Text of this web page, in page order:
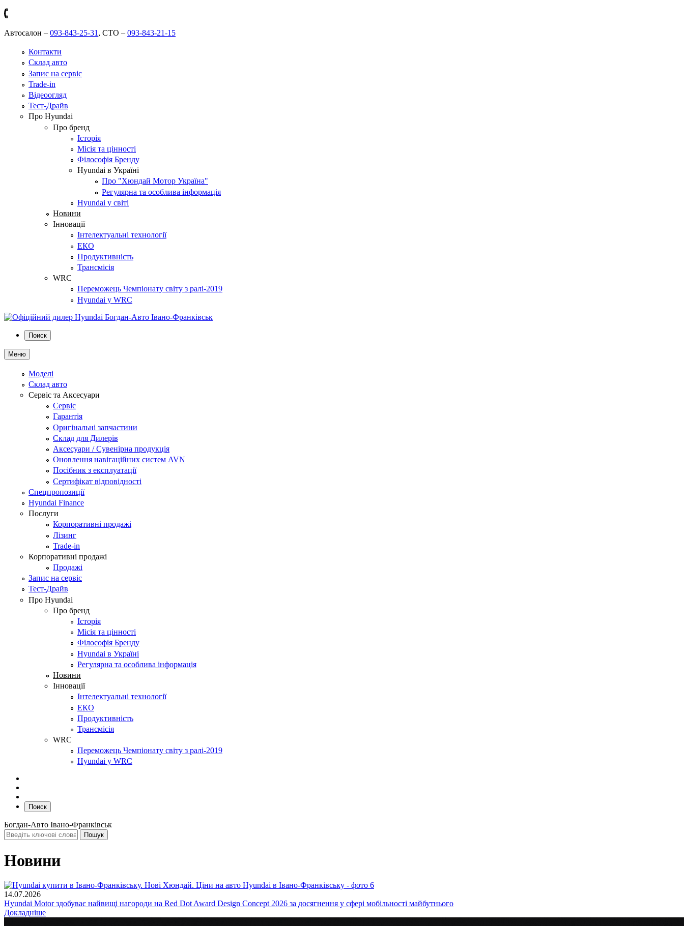
Автосалон – 093-843-25-31 , СТО – 093-843-21-15
Контакти
Склад авто
Запис на сервіс
Trade-in
Відеоогляд
Тест-Драйв
Про Hyundai
Про бренд
Історія
Місія та цінності
Філософія Бренду
Hyundai в Україні
Про "Хюндай Мотор Україна"
Регулярна та особлива інформація
Hyundai у світі
Новини
Інновації
Інтелектуальні технології
ЕКО
Продуктивність
Трансмісія
WRC
Переможець Чемпіонату світу з ралі-2019
Hyundai у WRC
Поиск
Меню
Моделі
Склад авто
Сервіс та Аксесуари
Сервіс
Гарантія
Оригінальні запчастини
Склад для Дилерів
Аксесуари / Сувенірна продукція
Оновлення навігаційних систем AVN
Посібник з експлуатації
Сертифікат відповідності
Спецпропозиції
Hyundai Finance
Послуги
Корпоративні продажі
Лізинг
Trade-in
Корпоративні продажі
Продажі
Запис на сервіс
Тест-Драйв
Про Hyundai
Про бренд
Історія
Місія та цінності
Філософія Бренду
Hyundai в Україні
Регулярна та особлива інформація
Новини
Інновації
Інтелектуальні технології
ЕКО
Продуктивність
Трансмісія
WRC
Переможець Чемпіонату світу з ралі-2019
Hyundai у WRC
Поиск
Богдан-Авто Івано-Франківськ
Новини
14.07.2026
Hyundai Motor здобуває найвищі нагороди на Red Dot Award Design Concept 2026 за досягнення у сфері мобільності майбутнього
Докладніше